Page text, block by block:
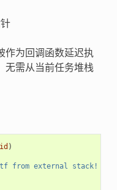
作为回调函数延迟执
无需从当前任务堆栈
)
from external stack!